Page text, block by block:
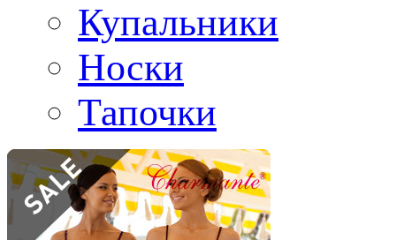
Купальники
Носки
Тапочки